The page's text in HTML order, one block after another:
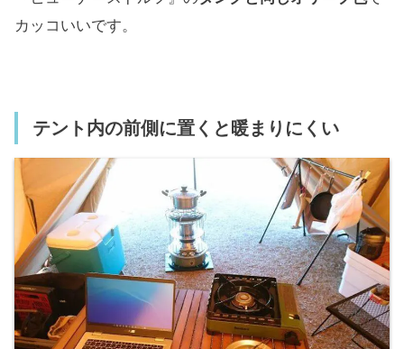
カッコいいです。
テント内の前側に置くと暖まりにくい